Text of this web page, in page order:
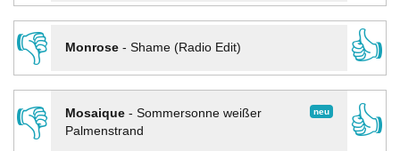
👎
Monrose- Shame (Radio Edit)
👍
👎
neu
Mosaique- Sommersonne weißer
Palmenstrand
👍